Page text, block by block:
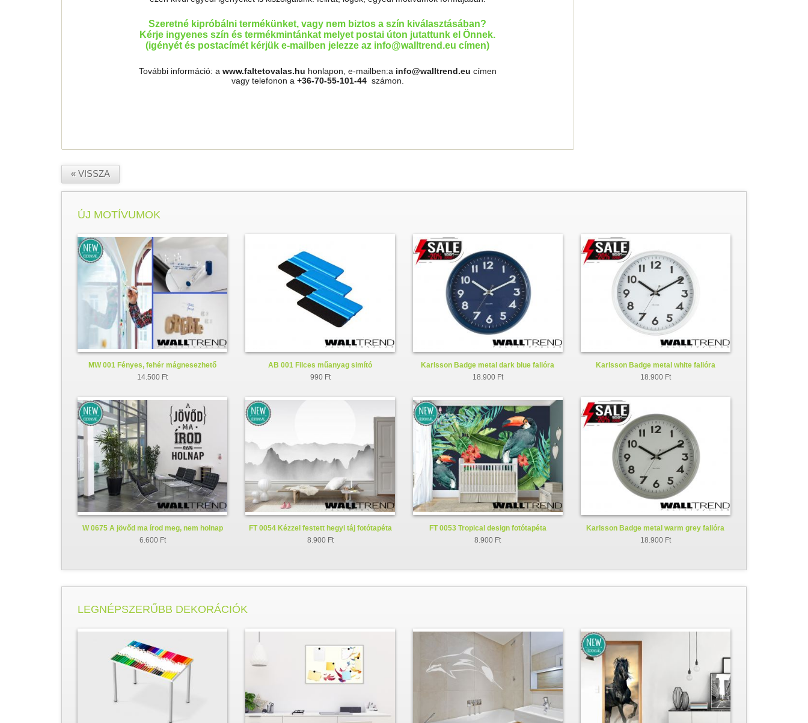
Szeretné kipróbálni termékünket, vagy nem biztos a szín kiválasztásában?
Kérje ingyenes szín és termékmintánkat melyet postai úton jutattunk el Önnek.
(igényét és postacímét kérjük e-mailben jelezze az info@walltrend.eu címen)
További információ: a www.faltetovalas.hu honlapon, e-mailben:a info@walltrend.eu címen
vagy telefonon a +36-70-55-101-44 számon.
« VISSZA
ÚJ MOTÍVUMOK
MW 001 Fényes, fehér mágnesezhető
whiteboard fólia
14.500 Ft
AB 001 Filces műanyag simító
990 Ft
Karlsson Badge metal dark blue falióra
KA5610BL
18.900 Ft
Karlsson Badge metal white falióra
KA5610WH
18.900 Ft
W 0675 A jövőd ma írod meg, nem holnap
faltetoválás - falmatrica
6.600 Ft
FT 0054 Kézzel festett hegyi táj fotótapéta
8.900 Ft
FT 0053 Tropical design fotótapéta
8.900 Ft
Karlsson Badge metal warm grey falióra
KA5610GY
18.900 Ft
LEGNÉPSZERŰBB DEKORÁCIÓK